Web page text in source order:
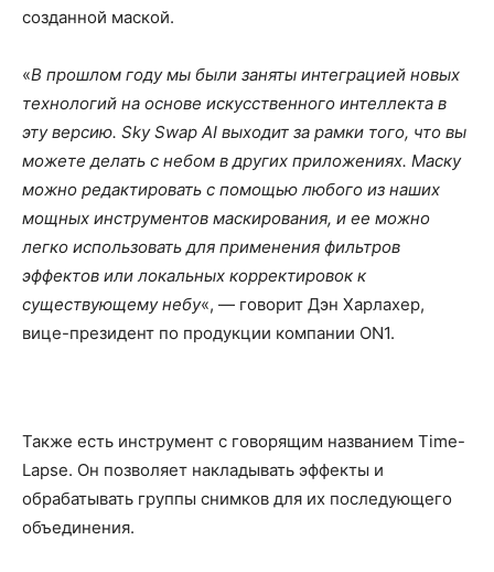
созданной маской.
«В прошлом году мы были заняты интеграцией новых
технологий на основе искусственного интеллекта в
эту версию. Sky Swap AI выходит за рамки того, что вы
можете делать с небом в других приложениях. Маску
можно редактировать с помощью любого из наших
мощных инструментов маскирования, и ее можно
легко использовать для применения фильтров
эффектов или локальных корректировок к
существующему небу«, — говорит Дэн Харлахер,
вице-президент по продукции компании ON1.
Также есть инструмент с говорящим названием Time-
Lapse. Он позволяет накладывать эффекты и
обрабатывать группы снимков для их последующего
объединения.